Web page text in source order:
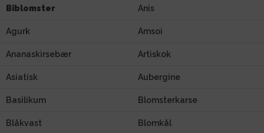
Biblomster Anis
Agurk Amsoi
Ananaskirsebær Artiskok
Asiatisk Aubergine
Basilikum Blomsterkarse
Blåkvast Blomkål